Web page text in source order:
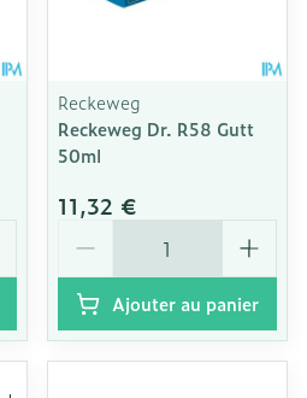
Reckeweg
Reckeweg Dr. R58 Gutt
50ml
11,32 €
Ajouter au panier